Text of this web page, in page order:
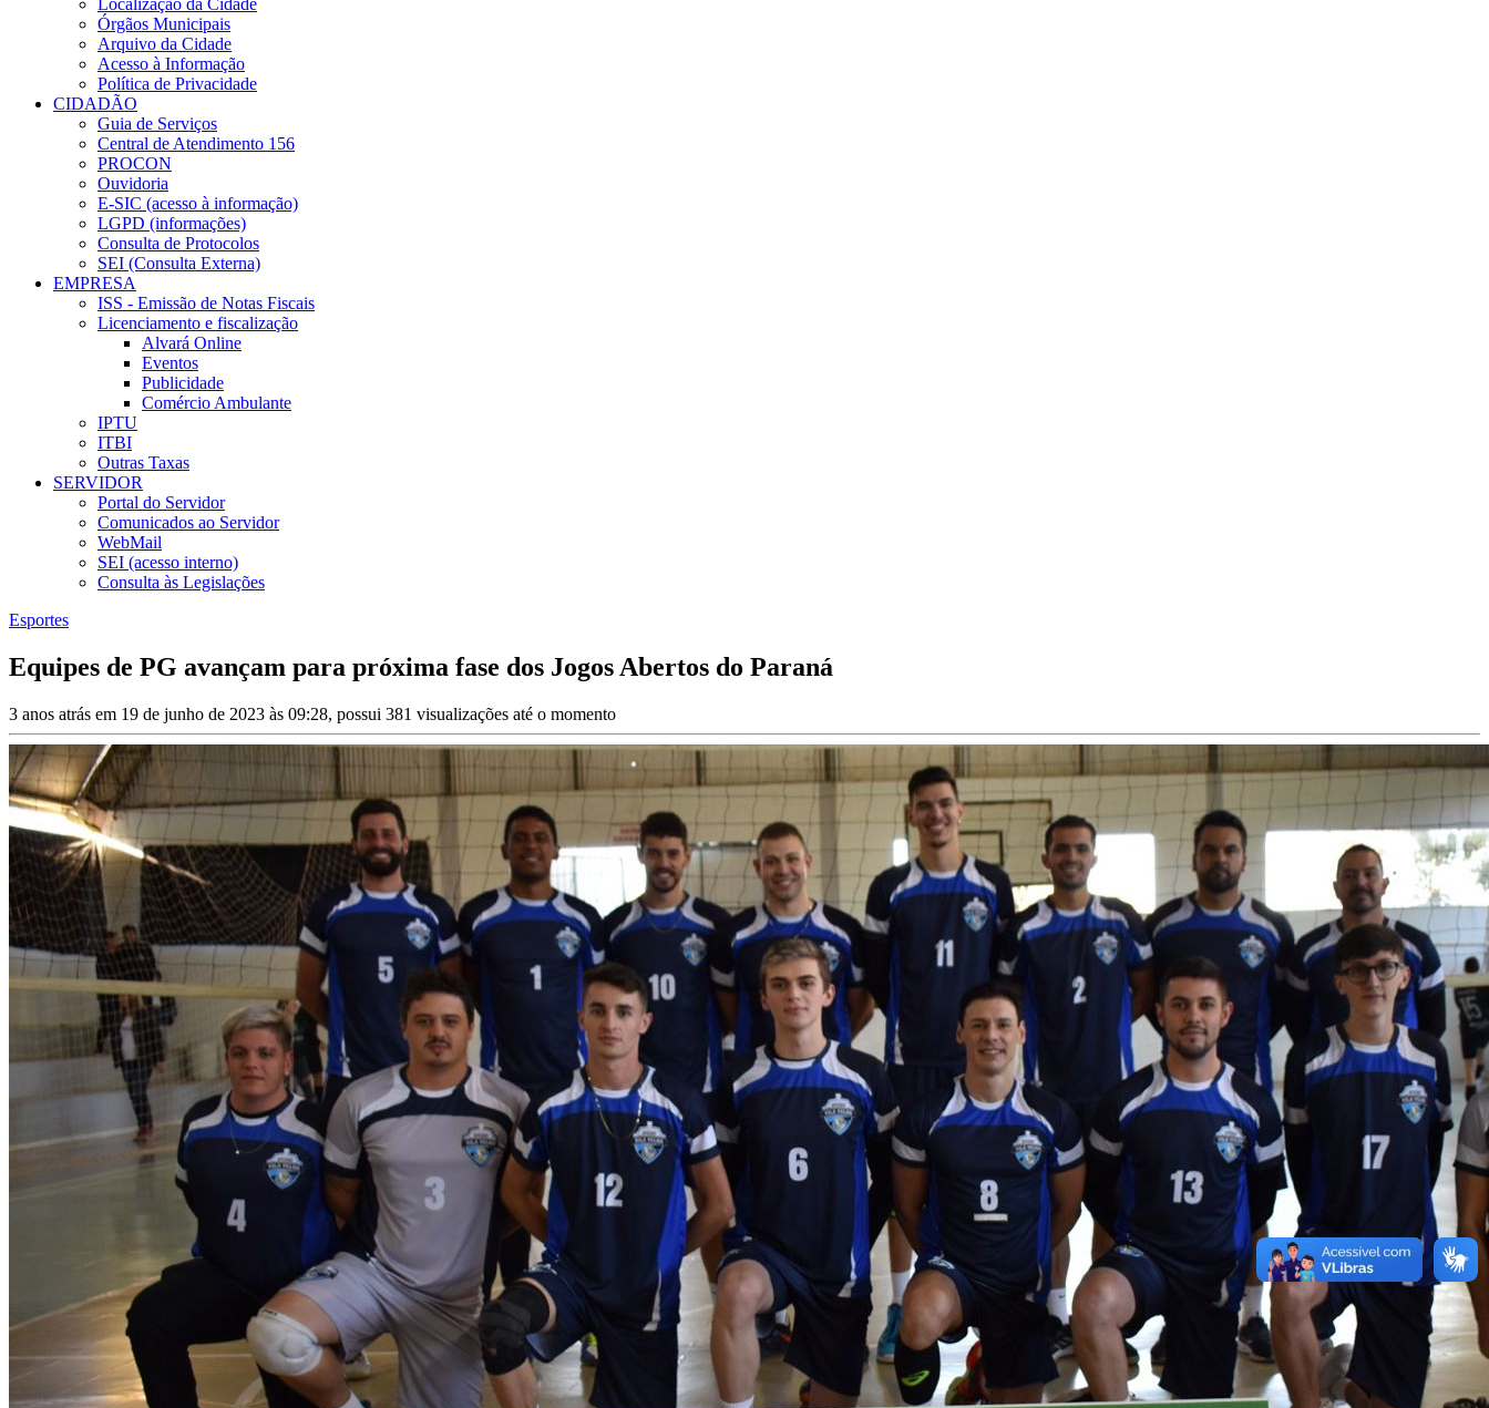
Localização da Cidade
Órgãos Municipais
Arquivo da Cidade
Acesso à Informação
Política de Privacidade
CIDADÃO
Guia de Serviços
Central de Atendimento 156
PROCON
Ouvidoria
E-SIC (acesso à informação)
LGPD (informações)
Consulta de Protocolos
SEI (Consulta Externa)
EMPRESA
ISS - Emissão de Notas Fiscais
Licenciamento e fiscalização
Alvará Online
Eventos
Publicidade
Comércio Ambulante
IPTU
ITBI
Outras Taxas
SERVIDOR
Portal do Servidor
Comunicados ao Servidor
WebMail
SEI (acesso interno)
Consulta às Legislações
Esportes
Equipes de PG avançam para próxima fase dos Jogos Abertos do Paraná
3 anos atrás em 19 de junho de 2023 às 09:28, possui 381 visualizações até o momento